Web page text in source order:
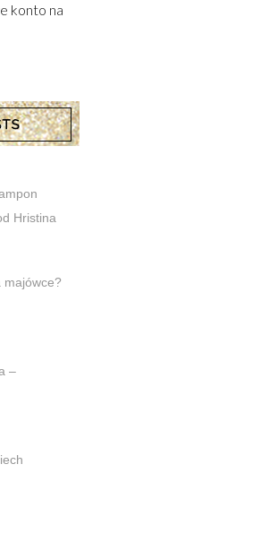
konto na
Hristina
majówce?
–